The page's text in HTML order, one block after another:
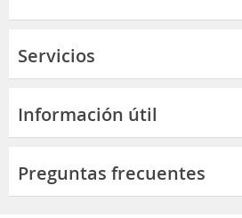
Servicios
Información útil
Preguntas frecuentes